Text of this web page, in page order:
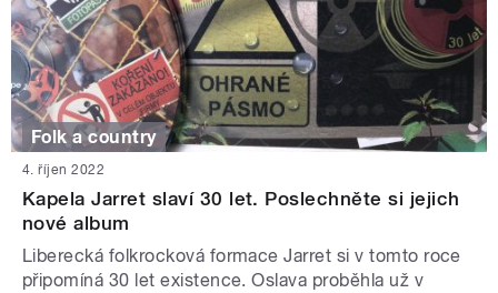
Folk a country
4. říjen 2022
Kapela Jarret slaví 30 let. Poslechněte si jejich
nové album
Liberecká folkrocková formace Jarret si v tomto roce
připomíná 30 let existence. Oslava proběhla už v